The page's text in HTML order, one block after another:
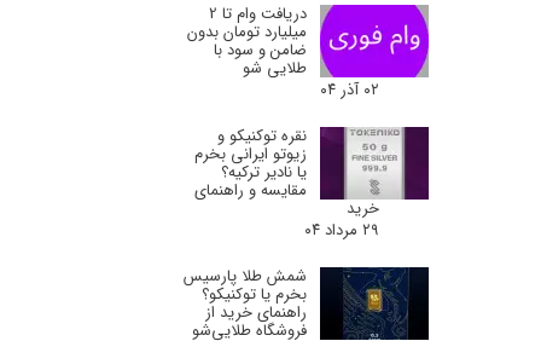
دریافت وام تا 2
میلیارد تومان بدون
ضامن و سود با
طلایی شو
۰۲ آذر ۰۴
نقره توکنیکو و
زیوتو ایرانی بخرم
یا نادیر ترکیه؟
مقایسه و راهنمای
خرید
۲۹ مرداد ۰۴
شمش طلا پارسیس
بخرم یا توکنیکو؟
راهنمای خرید از
فروشگاه طلایی‌شو